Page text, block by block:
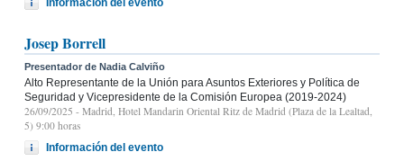
Información del evento
Josep Borrell
Presentador de Nadia Calviño
Alto Representante de la Unión para Asuntos Exteriores y Política de
Seguridad y Vicepresidente de la Comisión Europea (2019-2024)
26/09/2025 - Madrid, Hotel Mandarin Oriental Ritz de Madrid (Plaza de la Lealtad,
5) 9:00 horas
Información del evento